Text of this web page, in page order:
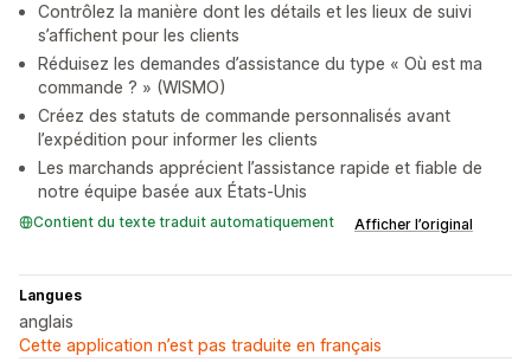
Contrôlez la manière dont les détails et les lieux de suivi
s’affichent pour les clients
Réduisez les demandes d’assistance du type « Où est ma
commande ? » (WISMO)
Créez des statuts de commande personnalisés avant
l’expédition pour informer les clients
Les marchands apprécient l’assistance rapide et fiable de
notre équipe basée aux États-Unis
Contient du texte traduit automatiquement Afficher l’original
Langues
anglais
Cette application n’est pas traduite en français